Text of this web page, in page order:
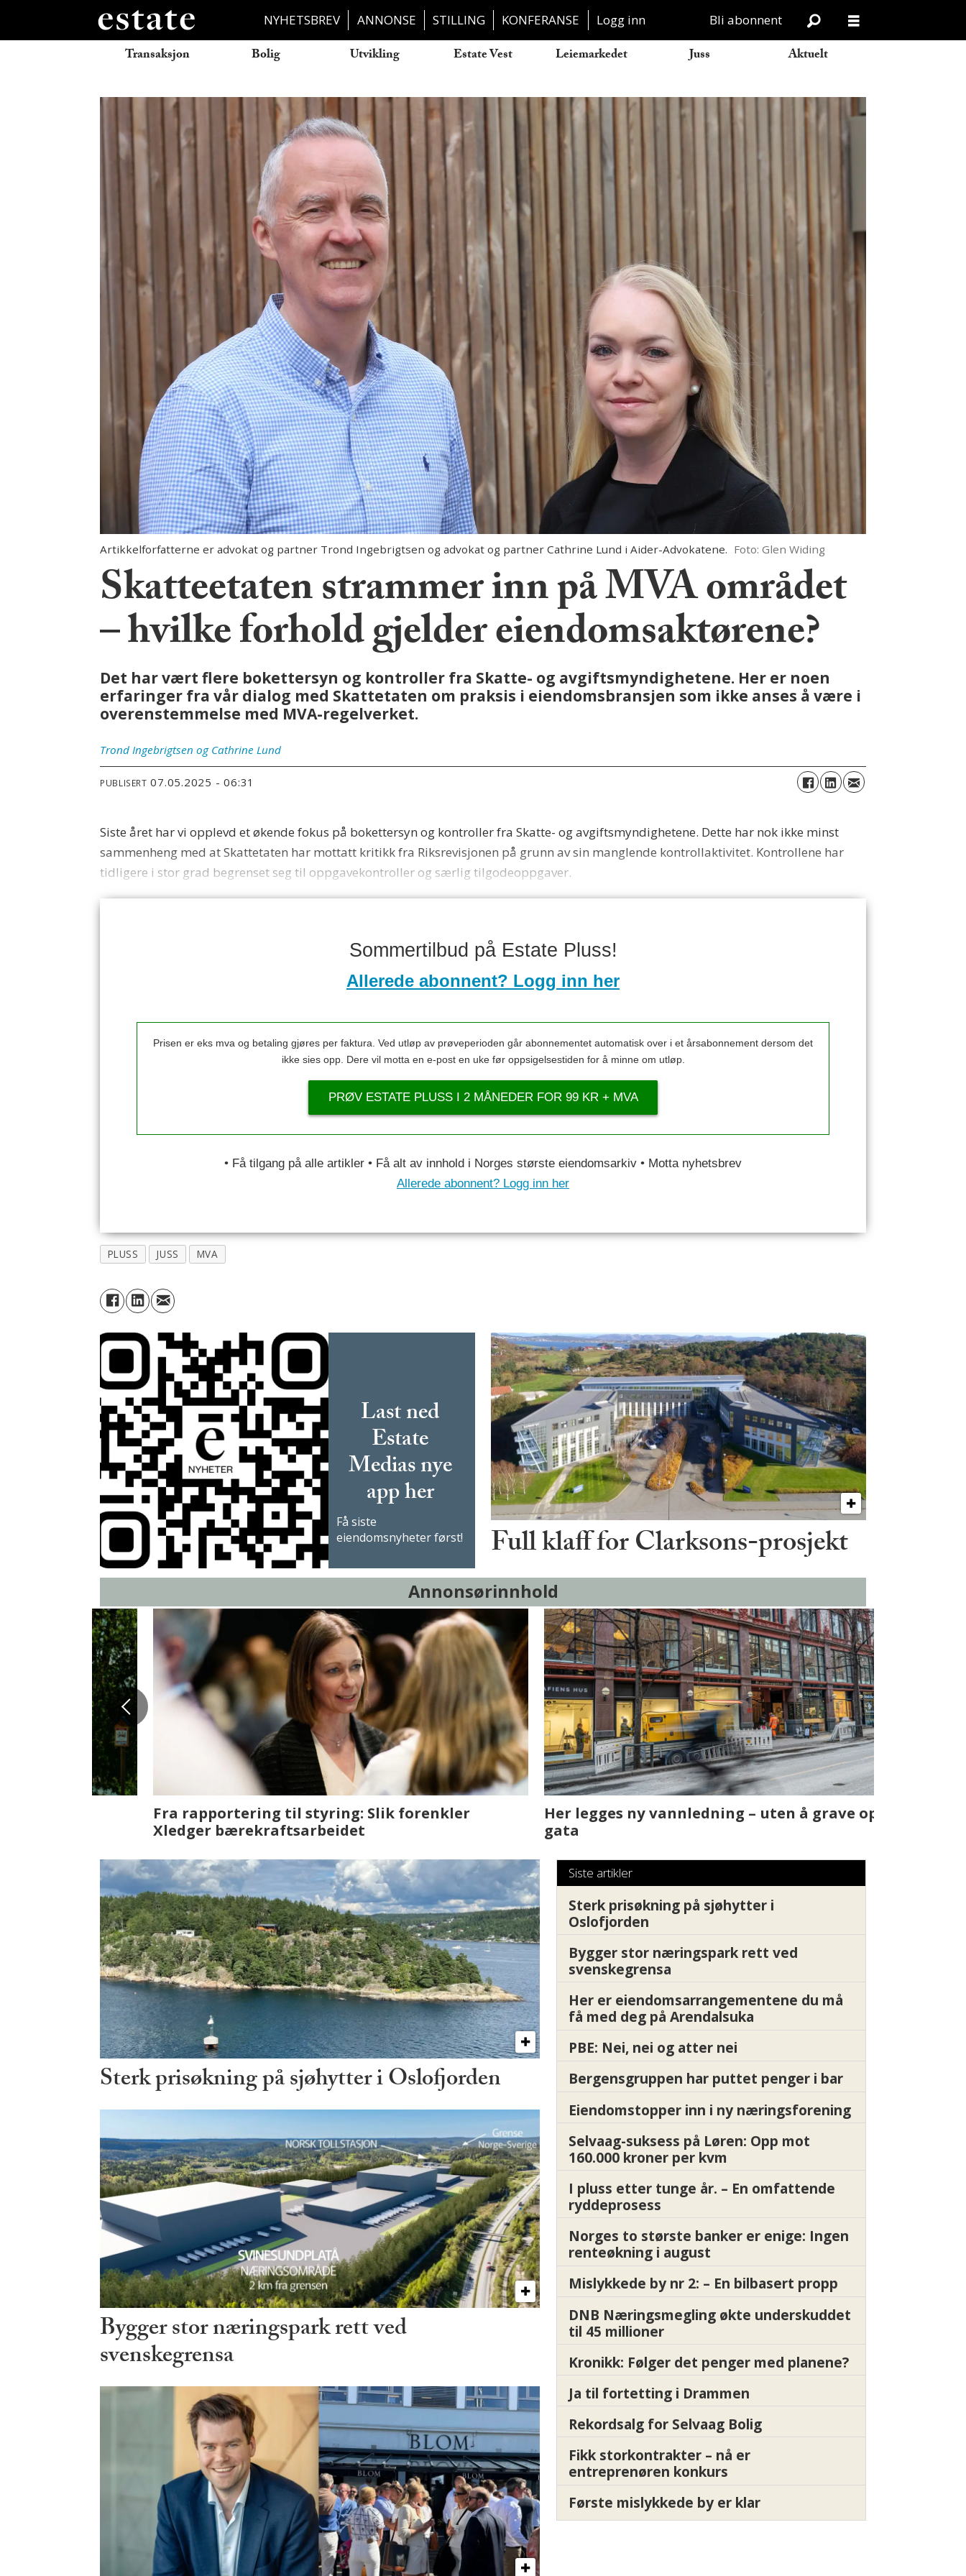
NYHETSBREV ANNONSE STILLING KONFERANSE Logg inn Bli abonnent
Transaksjon Bolig Utvikling Estate Vest Leiemarkedet Juss Aktuelt
Artikkelforfatterne er advokat og partner Trond Ingebrigtsen og advokat og partner Cathrine Lund i Aider-Advokatene. Foto: Glen Widing
Skatteetaten strammer inn på MVA området
– hvilke forhold gjelder eiendomsaktørene?
Det har vært flere bokettersyn og kontroller fra Skatte- og avgiftsmyndighetene. Her er noen
erfaringer fra vår dialog med Skattetaten om praksis i eiendomsbransjen som ikke anses å være i
overenstemmelse med MVA-regelverket.
Trond Ingebrigtsen og Cathrine Lund
PUBLISERT 07.05.2025 - 06:31
Siste året har vi opplevd et økende fokus på bokettersyn og kontroller fra Skatte- og avgiftsmyndighetene. Dette har nok ikke minst
sammenheng med at Skattetaten har mottatt kritikk fra Riksrevisjonen på grunn av sin manglende kontrollaktivitet. Kontrollene har
tidligere i stor grad begrenset seg til oppgavekontroller og særlig tilgodeoppgaver.
Sommertilbud på Estate Pluss!
Allerede abonnent? Logg inn her
Prisen er eks mva og betaling gjøres per faktura. Ved utløp av prøveperioden går abonnementet automatisk over i et årsabonnement dersom det
ikke sies opp. Dere vil motta en e-post en uke før oppsigelsestiden for å minne om utløp.
PRØV ESTATE PLUSS I 2 MÅNEDER FOR 99 KR + MVA
• Få tilgang på alle artikler • Få alt av innhold i Norges største eiendomsarkiv • Motta nyhetsbrev
Allerede abonnent? Logg inn her
PLUSS JUSS MVA
Last ned
Estate
Medias nye
app her
Få siste
eiendomsnyheter først!
Full klaff for Clarksons-prosjekt
Annonsørinnhold
Fenistra endrer eiendomsbransjen med AI. Slik
ser vi på fremtiden
Det er i Drammen det skjer
Sterk prisøkning på sjøhytter i Oslofjorden
Bygger stor næringspark rett ved
svenskegrensa
Siste artikler
Sterk prisøkning på sjøhytter i
Oslofjorden
Bygger stor næringspark rett ved
svenskegrensa
Her er eiendomsarrangementene du må
få med deg på Arendalsuka
PBE: Nei, nei og atter nei
Bergensgruppen har puttet penger i bar
Eiendomstopper inn i ny næringsforening
Selvaag-suksess på Løren: Opp mot
160.000 kroner per kvm
I pluss etter tunge år. – En omfattende
ryddeprosess
Norges to største banker er enige: Ingen
renteøkning i august
Mislykkede by nr 2: – En bilbasert propp
DNB Næringsmegling økte underskuddet
til 45 millioner
Kronikk: Følger det penger med planene?
Ja til fortetting i Drammen
Rekordsalg for Selvaag Bolig
Fikk storkontrakter – nå er
entreprenøren konkurs
Første mislykkede by er klar